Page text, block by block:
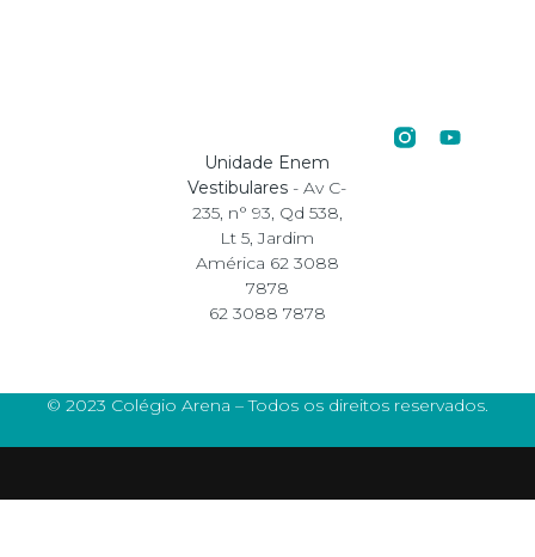
Unidade Enem
Vestibulares - Av C-
235, n° 93, Qd 538,
Lt 5, Jardim
América 62 3088
7878
62 3088 7878
© 2023 Colégio Arena – Todos os direitos reservados.